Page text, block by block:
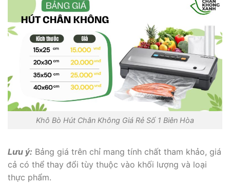
Khô Bò Hút Chân Không Giá Rẻ Số 1 Biên Hòa
Lưu ý: Bảng giá trên chỉ mang tính chất tham khảo, giá
cả có thể thay đổi tùy thuộc vào khối lượng và loại
thực phẩm.